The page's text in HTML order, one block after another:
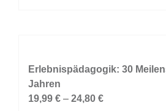
auf.
Die
Optionen
Erlebnispädagogik: 30
Jahren
19,99 € – 24,80 €